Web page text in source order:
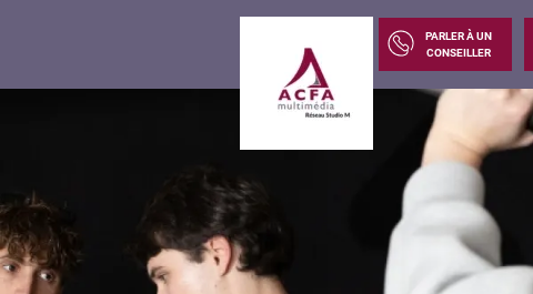
PARLER À UN
CONSEILLER